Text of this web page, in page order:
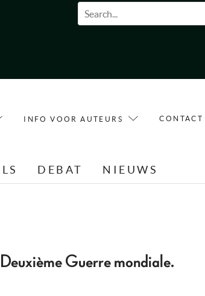
Zoekveld
INFO VOOR AUTEURS CONTACT
DEBAT NIEUWS
Guerre mondiale.